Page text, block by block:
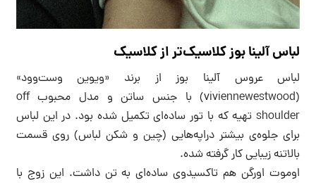
لباس آلینا بوز کلاسیک‌تر از کلاسیک
لباس عروس آلینا بوز از برند «ویوین‌ وست‌وود»
(viviennewestwood) با جنس ساتن و مدل محبوب off
shoulder تهیه که با تور ساده‌ای تکمیل شده بود. در این لباس
برای جلوه‌ی بیشتر دراپه‌هایی (چین و شکن لباس) روی قسمت
بالاتنه زیبایی کار گرفته شده.
اوموت اورگن هم تاکسیدوی ساده‌ای به تن داشت. این زوج با